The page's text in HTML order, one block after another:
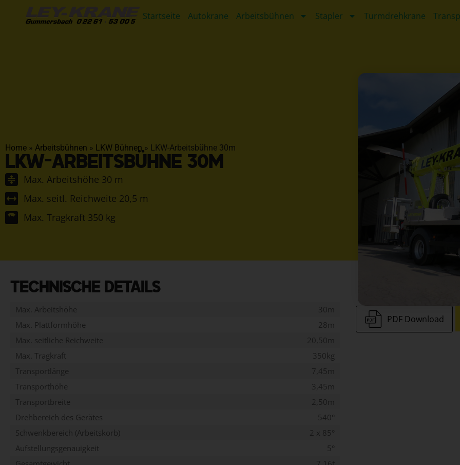
Startseite Autokrane Arbeitsbühnen Stapler Turmdrehkrane
Home » Arbeitsbühnen » LKW Bühnen» LKW-Arbeitsbühne 30m
LKW-ARBEITSBÜHNE 30M
Max. Arbeitshöhe 30 m
Max. seitl. Reichweite 20,5 m
Max. Tragkraft 350 kg
TECHNISCHE DETAILS
Max. Arbeitshöhe
30m
Max. Plattformhöhe
28m
Max. seitliche Reichweite
20,50m
Max. Tragkraft
350kg
Transportlänge
7,45m
Transporthöhe
3,45m
Transportbreite
2,50m
Drehbereich des Gerätes
540°
Schwenkbereich (Arbeitskorb)
2 x 85°
Aufstellungsgenauigkeit
5°
PDF Download